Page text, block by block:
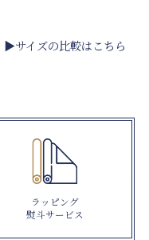
▶サイズの比較はこちら
ラッピング
熨斗サービス